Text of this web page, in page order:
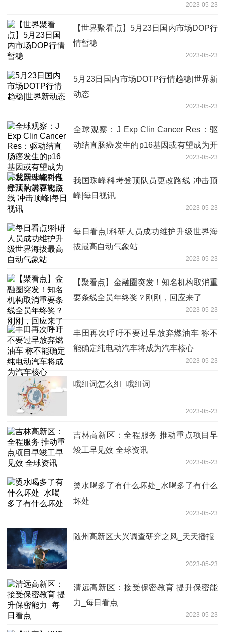
2023-05-23
【世界聚看点】5月23日国内市场DOP行
情暂稳
2023-05-23
5月23日国内市场DOTP行情趋稳|世界新
动态
2023-05-23
全球观察：J Exp Clin Cancer Res：驱
动结直肠癌发生的p16基因或有望成为开
2023-05-23
我国珠峰科考登顶队员更改路线 冲击顶
峰|每日视讯
2023-05-23
每日看点!科研人员成功维护升级世界海
拔最高自动气象站
2023-05-23
【聚看点】金融圈突发！知名机构取消重
要条线全员年终奖？刚刚，回应来了
2023-05-23
丰田再次呼吁不要过早放弃燃油车 称不
能确定纯电动汽车将成为汽车核心
2023-05-23
哦组词怎么组_哦组词
2023-05-23
吉林高新区：全程服务 推动重点项目早
竣工早见效 全球资讯
2023-05-23
烫水喝多了有什么坏处_水喝多了有什么
坏处
2023-05-23
随州高新区大兴调查研究之风_天天播报
2023-05-23
清远高新区：接受保密教育 提升保密能
力_每日看点
2023-05-23